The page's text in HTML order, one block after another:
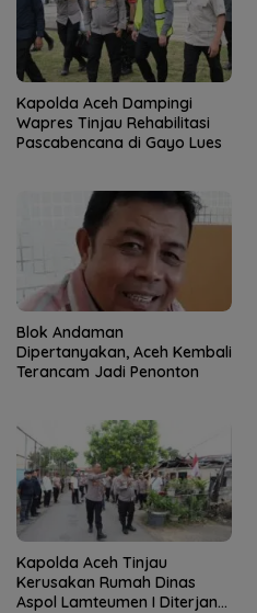
Kapolda Aceh Dampingi
Wapres Tinjau Rehabilitasi
Pascabencana di Gayo Lues
Blok Andaman
Dipertanyakan, Aceh Kembali
Terancam Jadi Penonton
Kapolda Aceh Tinjau
Kerusakan Rumah Dinas
Aspol Lamteumen I Diterjang